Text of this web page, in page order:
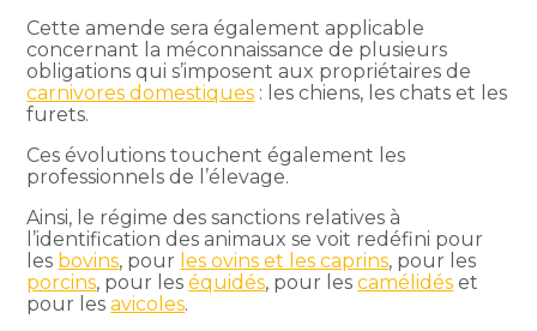
Cette amende sera également applicable
concernant la méconnaissance de plusieurs
obligations qui s’imposent aux propriétaires de
carnivores domestiques : les chiens, les chats et les
furets.
Ces évolutions touchent également les
professionnels de l’élevage.
Ainsi, le régime des sanctions relatives à
l’identification des animaux se voit redéfini pour
les bovins, pour les ovins et les caprins, pour les
porcins, pour leséquidés, pour lescamélidés et
pour lesavicoles.